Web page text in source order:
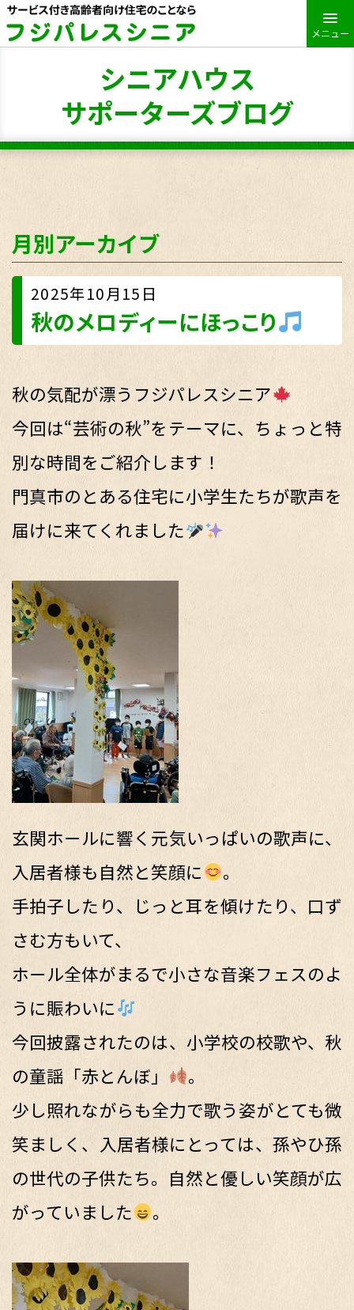
メニュー
シニアハウス
サポーターズブログ
月別アーカイブ
2025年10月15日
秋のメロディーにほっこり
秋の気配が漂うフジパレスシニア
今回は“芸術の秋”をテーマに、ちょっと特
別な時間をご紹介します！
門真市のとある住宅に小学生たちが歌声を
届けに来てくれました
玄関ホールに響く元気いっぱいの歌声に、
入居者様も自然と笑顔に
。
手拍子したり、じっと耳を傾けたり、口ず
さむ方もいて、
ホール全体がまるで小さな音楽フェスのよ
うに賑わいに
今回披露されたのは、小学校の校歌や、秋
の童謡「赤とんぼ」
。
少し照れながらも全力で歌う姿がとても微
笑ましく、入居者様にとっては、孫やひ孫
の世代の子供たち。自然と優しい笑顔が広
がっていました
。